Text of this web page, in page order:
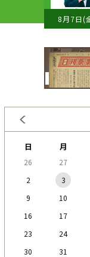
8月7日(
日 月
26 27
2
3
9
10
16
17
23
24
30
31